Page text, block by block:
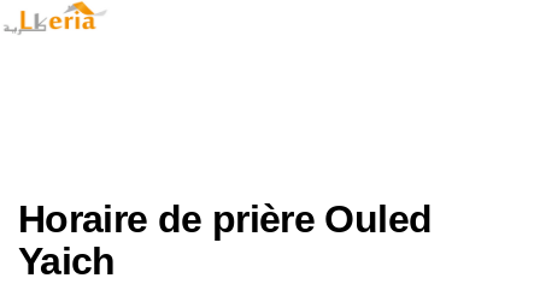
Horaire de prière Ouled
Yaich